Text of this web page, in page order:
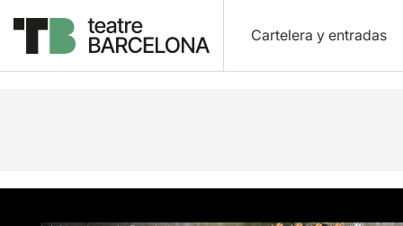
Cartelera y entradas
Descripción Ficha artística Opiniones